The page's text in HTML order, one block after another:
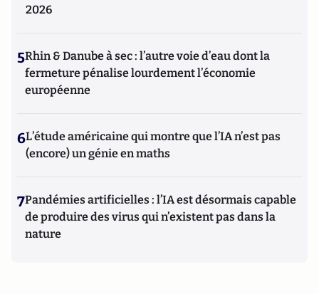
2026
5Rhin & Danube à sec : l’autre voie d’eau dont la
fermeture pénalise lourdement l’économie
européenne
6L’étude américaine qui montre que l’IA n’est pas
(encore) un génie en maths
7Pandémies artificielles : l’IA est désormais capable
de produire des virus qui n’existent pas dans la
nature